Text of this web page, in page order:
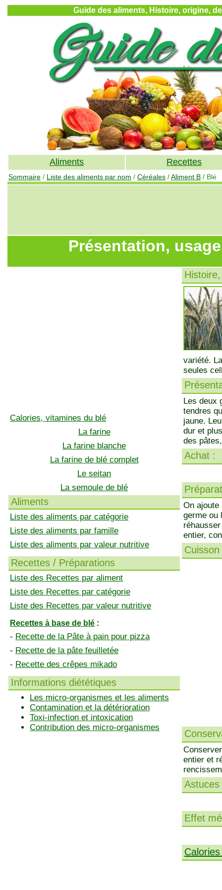
Guide des aliments, Histoire, origine,
Aliments Recettes
Sommaire / Liste des aliments par nom / Céréales /Aliment B / Blé
Présentation,
Calories, vitamines du blé
La farine
La farine blanche
La farine de blé complet
Le seitan
La semoule de blé
Aliments
Liste des aliments par catégorie
Liste des aliments par famille
Liste des aliments par valeur nutritive
Recettes / Préparations
Liste des Recettes par aliment
Liste des Recettes par catégorie
Liste des Recettes par valeur nutritive
Recettes à base de blé :
- Recette de la Pâte à pain pour pizza
- Recette de la pâte feuilletée
- Recette des crêpes mikado
Informations diététiques
Les micro-organismes et les aliments
Contamination et la détérioration
Toxi-infection et intoxication
Contribution des micro-organismes
variété.
seules
Les deux
tendres
jaune.
dur et
des
Achat :
On
germe ou
entier,
Cuisson
entier et
Astuces
Effet